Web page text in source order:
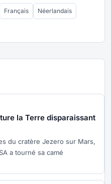
Français Néerlandais
la Terre disparaissant
du cratère Jezero sur Mars,
a tourné sa camé